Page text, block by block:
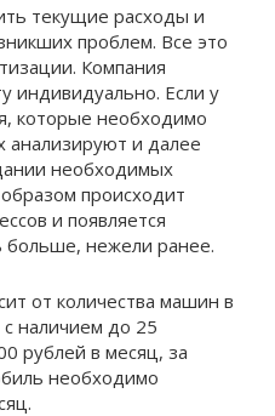
текущие расходы и
проблем. Все это
Компания
индивидуально. Если у
которые необходимо
анализируют и далее
необходимых
происходит
и появляется
больше, нежели ранее.
от количества машин в
с наличием до 25
рублей в месяц, за
необходимо